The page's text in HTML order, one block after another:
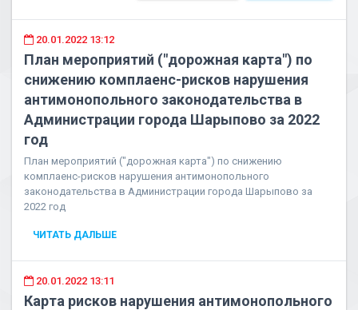
20.01.2022 13:12
План мероприятий ("дорожная карта") по
снижению комплаенс-рисков нарушения
антимонопольного законодательства в
Администрации города Шарыпово за 2022
год
План мероприятий ("дорожная карта") по снижению
комплаенс-рисков нарушения антимонопольного
законодательства в Администрации города Шарыпово за
2022 год
ЧИТАТЬ ДАЛЬШЕ
20.01.2022 13:11
Карта рисков нарушения антимонопольного